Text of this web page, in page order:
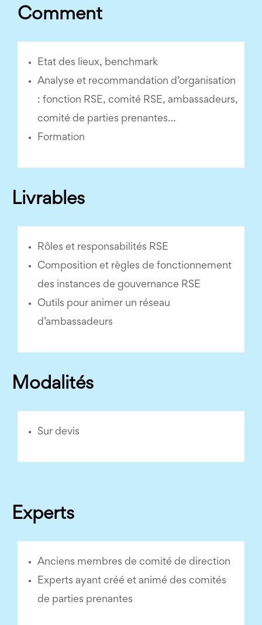
Comment
Etat des lieux, benchmark
Analyse et recommandation d’organisation
: fonction RSE, comité RSE, ambassadeurs,
comité de parties prenantes…
Formation
Livrables
Rôles et responsabilités RSE
Composition et règles de fonctionnement
des instances de gouvernance RSE
Outils pour animer un réseau
d’ambassadeurs
Modalités
Sur devis
Experts
Anciens membres de comité de direction
Experts ayant créé et animé des comités
de parties prenantes